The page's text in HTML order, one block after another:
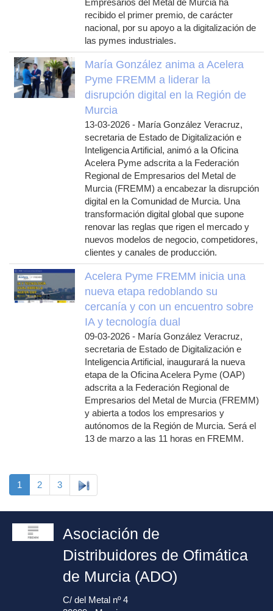
recibido el primer premio, de carácter
nacional, por su apoyo a la digitalización de
las pymes industriales.
María González anima a Acelera
Pyme FREMM a liderar la
disrupción digital en la Región de
Murcia
13-03-2026 - María González Veracruz,
secretaria de Estado de Digitalización e
Inteligencia Artificial, animó a la Oficina
Acelera Pyme adscrita a la Federación
Regional de Empresarios del Metal de
Murcia (FREMM) a encabezar la disrupción
digital en la Comunidad de Murcia. Una
transformación digital global que supone
renovar las reglas que rigen el mercado y
nuevos modelos de negocio, competidores,
clientes y canales de producción.
Acelera Pyme FREMM inicia una
nueva etapa redoblando su
cercanía y con un encuentro sobre
IA y tecnología dual
09-03-2026 - María González Veracruz,
secretaria de Estado de Digitalización e
Inteligencia Artificial, inaugurará la nueva
etapa de la Oficina Acelera Pyme (OAP)
adscrita a la Federación Regional de
Empresarios del Metal de Murcia (FREMM)
y abierta a todos los empresarios y
autónomos de la Región de Murcia. Será el
13 de marzo a las 11 horas en FREMM.
1 2 3
Asociación de
Distribuidores de Ofimática
de Murcia (ADO)
C/ del Metal nº 4